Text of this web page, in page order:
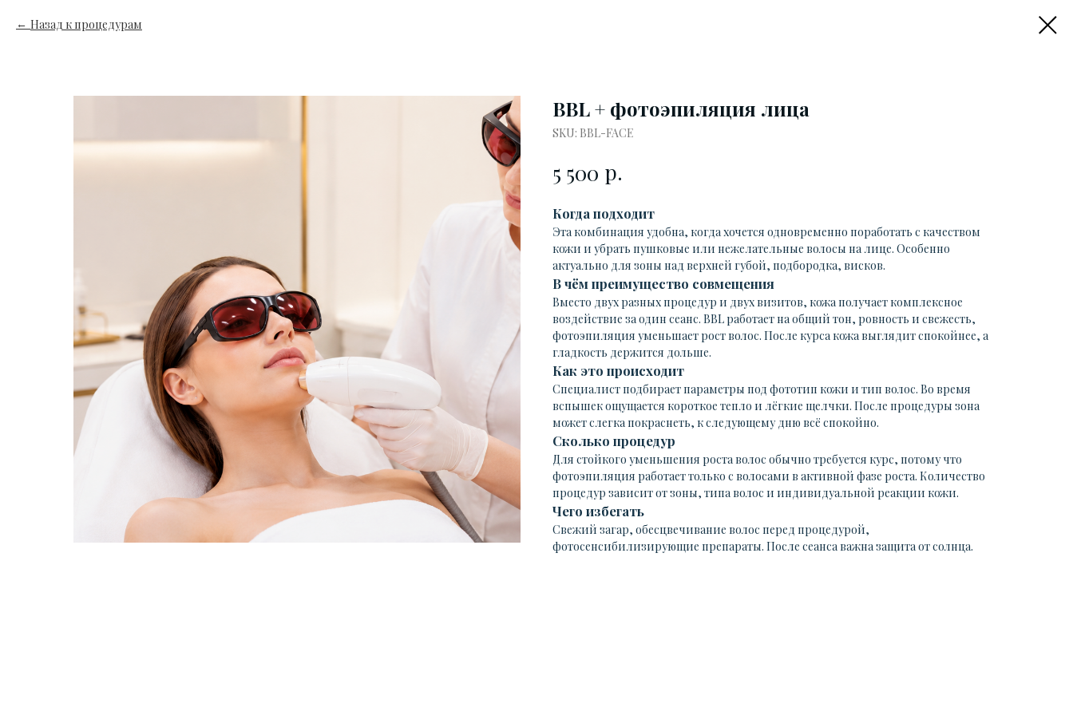
Назад к процедурам
BBL + фотоэпиляция лица
SKU: BBL-FACE
5 500 р.
Когда подходит
Эта комбинация удобна, когда хочется одновременно поработать с качеством
кожи и убрать пушковые или нежелательные волосы на лице. Особенно
актуально для зоны над верхней губой, подбородка, висков.
В чём преимущество совмещения
Вместо двух разных процедур и двух визитов, кожа получает комплексное
воздействие за один сеанс. BBL работает на общий тон, ровность и свежесть,
фотоэпиляция уменьшает рост волос. После курса кожа выглядит спокойнее, а
гладкость держится дольше.
Как это происходит
Специалист подбирает параметры под фототип кожи и тип волос. Во время
вспышек ощущается короткое тепло и лёгкие щелчки. После процедуры зона
может слегка покраснеть, к следующему дню всё спокойно.
Сколько процедур
Для стойкого уменьшения роста волос обычно требуется курс, потому что
фотоэпиляция работает только с волосами в активной фазе роста. Количество
процедур зависит от зоны, типа волос и индивидуальной реакции кожи.
Чего избегать
Свежий загар, обесцвечивание волос перед процедурой,
фотосенсибилизирующие препараты. После сеанса важна защита от солнца.